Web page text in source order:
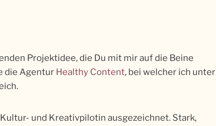
Projektidee, die Du mit mir auf die Beine
die Agentur Healthy Content, bei welcher ich unter
und Kreativpilotin ausgezeichnet. Stark,